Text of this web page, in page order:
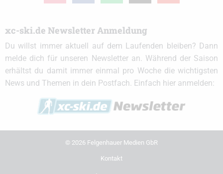
xc-ski.de Newsletter Anmeldung
Du willst immer aktuell auf dem Laufenden bleiben? Dann
melde dich für unseren Newsletter an. Während der Saison
erhältst du damit immer einmal pro Woche die wichtigsten
News und Themen in dein Postfach. Einfach hier anmelden:
© 2026 Felgenhauer Medien GbR
Kontakt